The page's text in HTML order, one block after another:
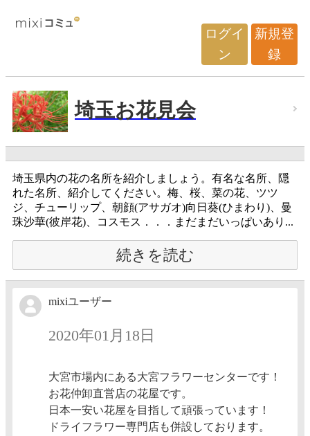
ログイ
ン
新規登
録
埼玉お花見会
埼玉県内の花の名所を紹介しましょう。有名な名所、隠
れた名所、紹介してください。梅、桜、菜の花、ツツ
ジ、チューリップ、朝顔(アサガオ)向日葵(ひまわり)、曼
珠沙華(彼岸花)、コスモス．．．まだまだいっぱいあり...
続きを読む
mixiユーザー
2020年01月18日
大宮市場内にある大宮フラワーセンターです！
お花仲卸直営店の花屋です。
日本一安い花屋を目指して頑張っています！
ドライフラワー専門店も併設しております。